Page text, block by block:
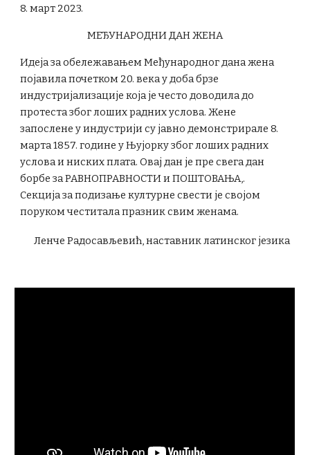
8. март 2023.
МЕЂУНАРОДНИ ДАН ЖЕНА
Идеја за обележавањем Међународног дана жена
појавила почетком 20. векау доба брзе
индустријализације која је често доводила до
протеста због лоших радних услова. Жене
запослене у индустрији су јавно демонстрирале 8.
марта1857. године уЊујоркузбог лоших радних
услова и ниских плата. Овај дан је пре свега дан
борбе за РАВНОПРАВНОСТИ и ПОШТОВАЊА,.
Секција за подизање културне свести је својом
поруком честитала празник свим женама.
Ленче Радосављевић, наставник латинског језика